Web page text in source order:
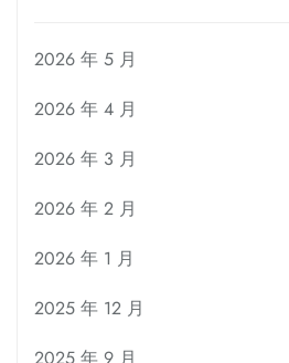
2026 年 5 月
2026 年 4 月
2026 年 3 月
2026 年 2 月
2026 年 1 月
2025 年 12 月
2025 年 9 月